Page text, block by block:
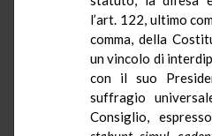
l’art. 122, ultimo
comma, della
un vincolo di
con il suo
suffragio
Consiglio,